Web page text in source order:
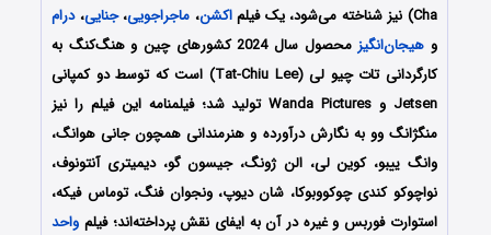
Cha) نیز شناخته می‌شود، یک فیلم
اکشن، ماجراجویی،جنایی،درام
و هیجان‌انگیز
محصول سال 2024 کشورهای چین و هنگ‌کنگ به
کارگردانی تات چیو لی (Tat-Chiu Lee) است که توسط دو کمپانی‌
Jetsen و Wanda Pictures تولید شد؛ فیلمنامه این فیلم را نیز
منگژانگ وو به نگارش درآورده و هنرمندانی همچون جانی هوانگ،
وانگ ییبو، کوین لی، الن ژونگ، جیسون گو، دیمیتری آنتونوف،
نواچوکو کندی چوکووبوکا، شان دیوپ، ونجوان فنگ، توماس فیکه،
استوارت فوربس و غیره در آن به ایفای نقش پرداخته‌اند؛ فیلم واحد